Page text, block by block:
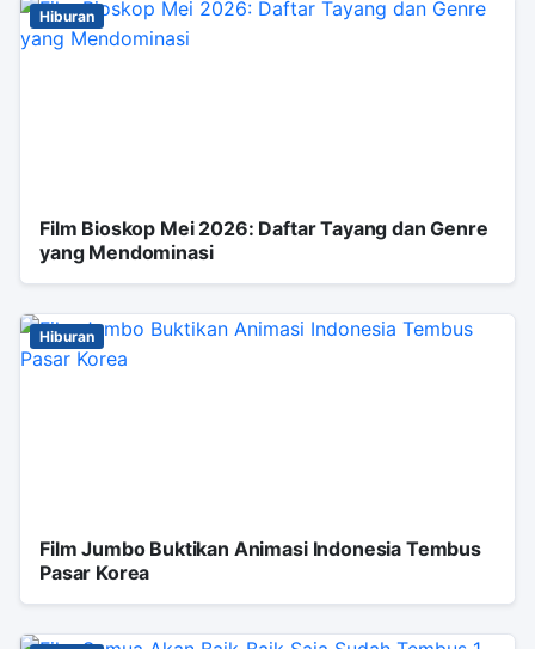
Hiburan
Film Bioskop Mei 2026: Daftar Tayang dan Genre
yang Mendominasi
Hiburan
Film Jumbo Buktikan Animasi Indonesia Tembus
Pasar Korea